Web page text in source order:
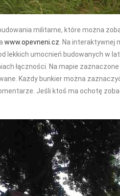
militarne, które można
www.opevneni.cz. Na interaktywnej
lekkich umocnień budowanych w
łączności. Na mapie
Każdy bunkier można
Jeśli ktoś ma ochotę